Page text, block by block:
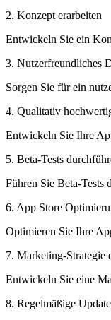
2. Konzept erarbeiten
Entwickeln Sie ein
3. Nutzerfreundliches
Sorgen Sie für ein
4. Qualitativ
Entwickeln Sie Ihre
5. Beta-Tests
Führen Sie Beta-Tests
6. App Store
Optimieren Sie Ihre
7. Marketing-Strategie
Entwickeln Sie eine
8. Regelmäßige